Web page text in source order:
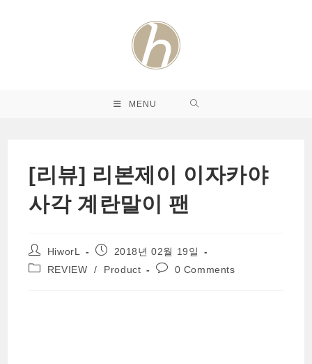
MENU
[리뷰] 리본제이 이자카야
사각 계란말이 팬
Post
author:
HiworL
Post2018년 02월 19일
PostREVIEW / Product
Post0 Comments